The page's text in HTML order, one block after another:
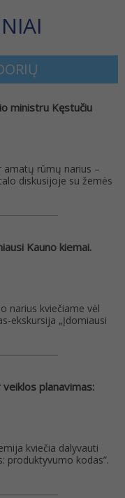
ministru Kęstučiu
amatų rūmų narius –
diskusijoje su žemės
Kauno kiemai.
narius kviečiame vėl
ekskursija „Įdomiausi
planavimas:
kviečia dalyvauti
produktyvumo kodas”.